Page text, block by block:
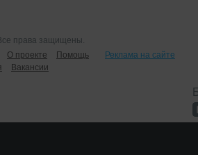
права защищены.
О проекте Помощь
Реклама на сайте
Вакансии